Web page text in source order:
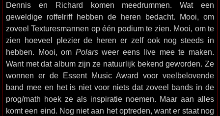
Dennis en Richard komen meedrummen. Wat een
geweldige roffelriff hebben de heren bedacht. Mooi, om
zoveel Texturesmannen op één podium te zien. Mooi, om te
zien hoeveel plezier de heren er zelf ook nog steeds in
hebben. Mooi, om Polarsweer eens live mee te maken.
Want met dat album zijn ze natuurlijk bekend geworden. Ze
wonnen er de Essent Music Award voor veelbelovende
band mee en het is niet voor niets dat zoveel bands in de
prog/math hoek ze als inspiratie noemen. Maar aan alles
komt een eind. Nog niet aan het optreden, want er staat nog